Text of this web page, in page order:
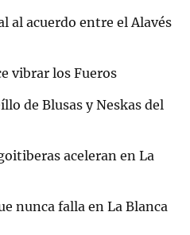
al acuerdo entre el Alavés
vibrar los Fueros
de Blusas y Neskas del
aceleran en La
nunca falla en La Blanca